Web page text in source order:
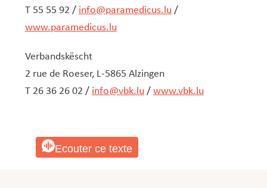
T 55 55 92 / info@paramedicus.lu/
www.paramedicus.lu
Verbandskëscht
2 rue de Roeser, L-5865 Alzingen
T 26 36 26 02 / info@vbk.lu/ www.vbk.lu
Ecouter ce texte